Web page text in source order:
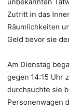
Zutritt in das
Räumlichkeiten
Geld bevor sie
Am Dienstag
gegen 14:15 Uhr
durchsuchte sie
Personenwagen